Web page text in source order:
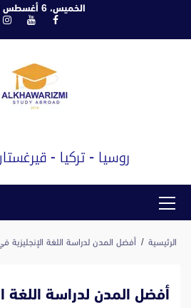
الخميس، 6 أغسطس 2026
فيسبوكيوتيوب
القائمة
الرئيسية أفضل المدن لدراسة اللغة الإنجليزية في
أفضل المدن لدراسة اللغة